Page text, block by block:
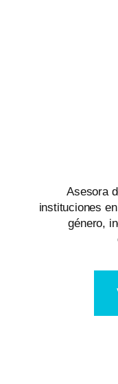
Asesora
instituciones
género,